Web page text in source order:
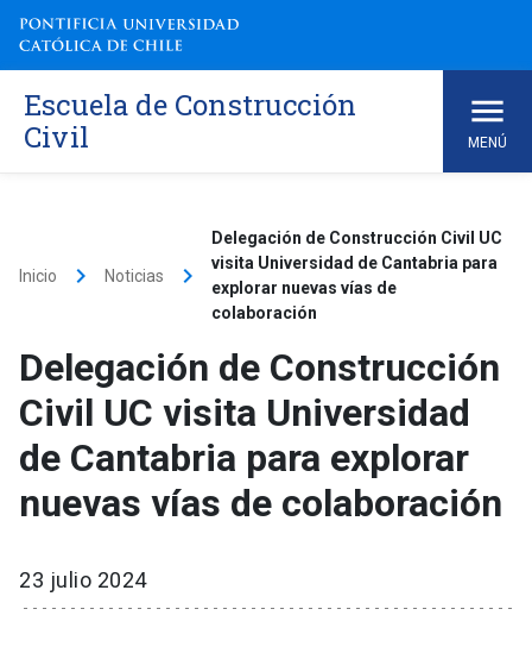
Skip
content
Escuela de Construcción
Civil
MENÚ
Inicio keyboard_arrow_right Noticias keyboard_arrow_right
Delegación de Construcción Civil UC
visita Universidad de Cantabria para
explorar nuevas vías de
colaboración
Delegación de Construcción
Civil UC visita Universidad
de Cantabria para explorar
nuevas vías de colaboración
23 julio 2024